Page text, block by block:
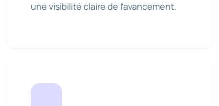
une visibilité claire de l'avancement.